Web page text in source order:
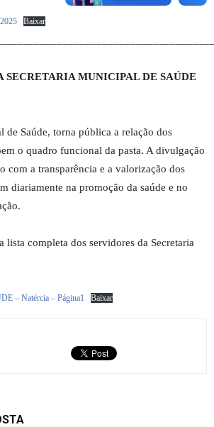
Baixar
SECRETARIA MUNICIPAL DE SAÚDE
de Saúde, torna pública a relação dos
o quadro funcional da pasta. A divulgação
com a transparência e a valorização dos
diariamente na promoção da saúde e no
lista completa dos servidores da Secretaria
– Natércia – Página1 Baixar